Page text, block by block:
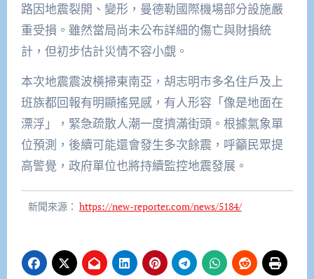
路因地震裂開、變形，曼德勒國際機場部分設施嚴
重受損。雖然當局尚未公布詳細的傷亡與財損統
計，但初步估計災情不容小覷。
本次地震震波橫掃東南亞，胡志明市多名住戶及上
班族都回報有明顯搖晃感，有人形容「像是地面在
漂浮」，緊急疏散人潮一度擠滿街頭。根據氣象單
位預測，後續可能還會發生多次餘震，呼籲民眾提
高警覺，政府單位也將持續監控地震發展。
新聞來源： https://new-reporter.com/news/5184/